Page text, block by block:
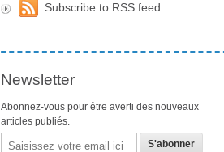
Subscribe to RSS feed
Newsletter
Abonnez-vous pour être averti des nouveaux
articles publiés.
Email